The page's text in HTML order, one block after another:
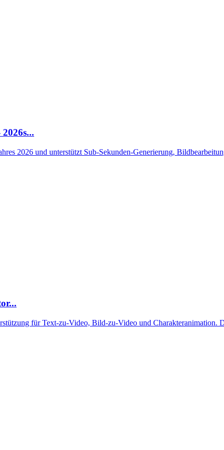
2026 und unterstützt Sub-Sekunden-Generierung,
für Text-zu-Video, Bild-zu-Video und Charakteranimation.